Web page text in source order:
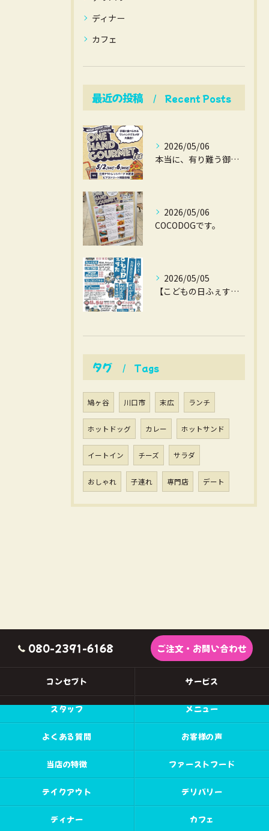
ディナー
カフェ
最近の投稿 Recent Posts
2026/05/06
本当に、有り難う御座いました。
2026/05/06
COCODOGです。
2026/05/05
【こどもの日ふぇすた】
タグ Tags
鳩ヶ谷 川口市 末広 ランチ
ホットドッグ カレー ホットサンド
イートイン チーズ サラダ
おしゃれ 子連れ 専門店 デート
080-2391-6168 ご注文・お問い合わせ
コンセプト サービス
スタッフ メニュー
よくある質問 お客様の声
当店の特徴 ファーストフード
テイクアウト デリバリー
ディナー カフェ